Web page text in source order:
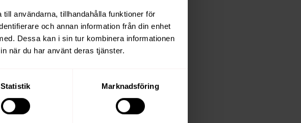
användarna, tillhandahålla funktioner för
och annan information från din enhet
Dessa kan i sin tur kombinera informationen
när du har använt deras tjänster.
Statistik Marknadsföring
to reach
read this FAQ